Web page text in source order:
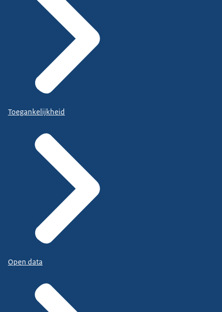
Toegankelijkheid
Open data